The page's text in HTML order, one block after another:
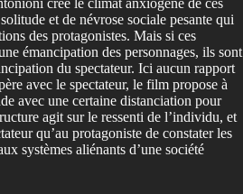
crée le climat anxiogène de ces
et de névrose sociale pesante qui
des protagonistes. Mais si ces
émancipation des personnages, ils sont
du spectateur. Ici aucun rapport
avec le spectateur, le film propose à
avec une certaine distanciation pour
agit sur le ressenti de l’individu, et
qu’au protagoniste de constater les
systèmes aliénants d’une société